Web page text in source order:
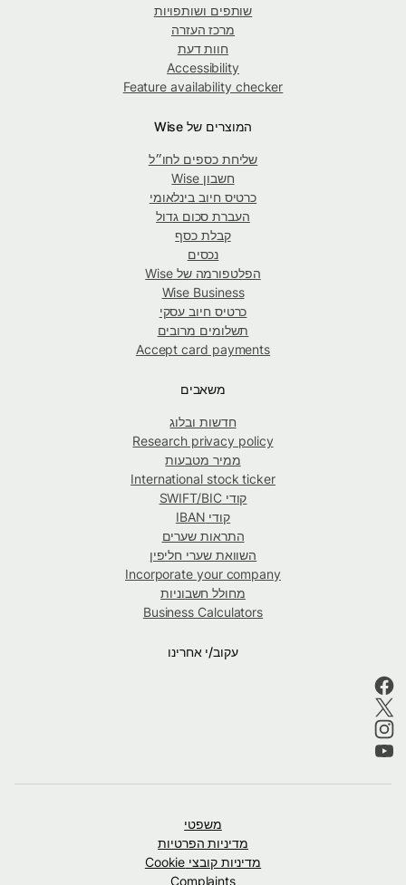
שותפים ושותפויות
מרכז העזרה
חוות דעת
Accessibility
Feature availability checker
המוצרים של Wise
שליחת כספים לחו״ל
חשבון Wise
כרטיס חיוב בינלאומי
העברת סכום גדול
קבלת כסף
נכסים
הפלטפורמה של Wise
Wise Business
כרטיס חיוב עסקי
תשלומים מרובים
Accept card payments
משאבים
חדשות ובלוג
Research privacy policy
ממיר מטבעות
International stock ticker
קודי SWIFT/BIC
קודי IBAN
התראות שערים
השוואת שערי חליפין
Incorporate your company
מחולל חשבוניות
Business Calculators
עקוב/י אחרינו
משפטי
מדיניות הפרטיות
מדיניות קובצי Cookie
Complaints